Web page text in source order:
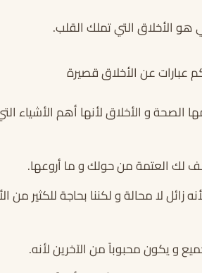
هو الأخلاق التي تملك القلب.
عبارات عن الأخلاق قصيرة
الصحة و الأخلاق لأنها أهم الأشياء
لك العتمة من حولك و ما أروعها.
زائل لا محالة و لكننا بحاجة للكثير
و يكون محبوباً من الآخرين لأنه.